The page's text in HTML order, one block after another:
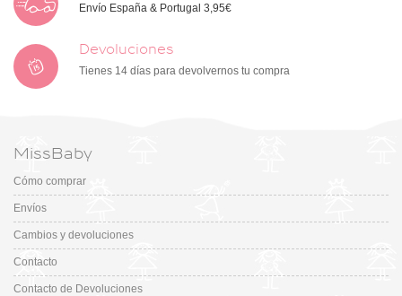
Envío España & Portugal 3,95€
Devoluciones
Tienes 14 días para devolvernos tu compra
MissBaby
Cómo comprar
Envíos
Cambios y devoluciones
Contacto
Contacto de Devoluciones